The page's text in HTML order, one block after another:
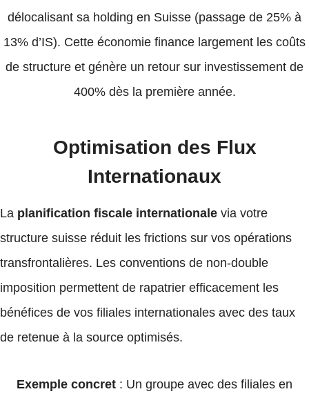
délocalisant sa holding en Suisse (passage de 25% à
13% d’IS). Cette économie finance largement les coûts
de structure et génère un retour sur investissement de
400% dès la première année.
Optimisation des Flux
Internationaux
La planification fiscale internationale via votre
structure suisse réduit les frictions sur vos opérations
transfrontalières. Les conventions de non-double
imposition permettent de rapatrier efficacement les
bénéfices de vos filiales internationales avec des taux
de retenue à la source optimisés.
Exemple concret : Un groupe avec des filiales en